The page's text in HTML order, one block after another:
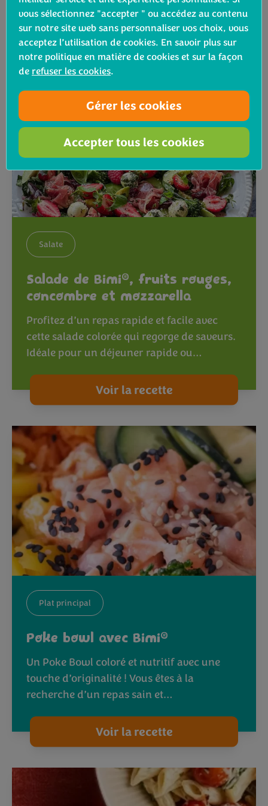
Voir la recette
Salate
Salade de Bimi®, fruits rouges,
concombre et mozzarella
Profitez d’un repas rapide et facile avec
cette salade colorée qui regorge de saveurs.
Idéale pour un déjeuner rapide ou…
Voir la recette
Plat principal
Poke bowl avec Bimi®
Un Poke Bowl coloré et nutritif avec une
touche d’originalité ! Vous êtes à la
recherche d’un repas sain et…
Voir la recette
vous sélectionnez "accepter " ou accédez au contenu
sur notre site web sans personnaliser vos choix, vous
acceptez l’utilisation de cookies. En savoir plus sur
notre politique en matière de cookies et sur la façon
de refuser les cookies.
Gérer les cookies
Accepter tous les cookies